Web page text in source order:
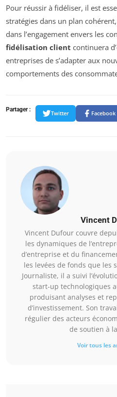
Pour réussir à fidéliser, il est
stratégies dans un plan
dans l’engagement envers les
fidélisation client continuera
entreprises de s’adapter aux
comportements des
Partager :
Twitter Facebook
Vincent
Vincent Dufour couvre
les dynamiques de
d’entreprise et du
les levées de fonds que les
Journaliste, il a suivi
start-up technologiques
produisant analyses et
d’investissement. Son
régulier des acteurs
de soutien à
Voir tous les